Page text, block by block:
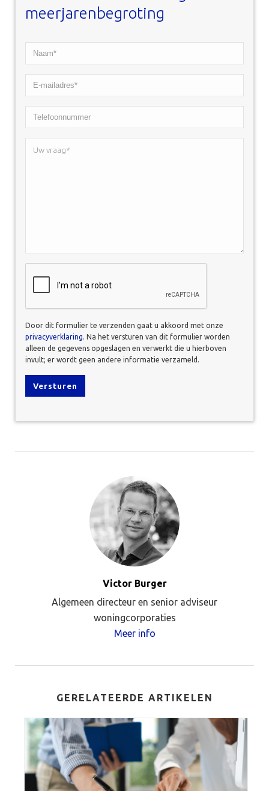
meerjarenbegroting
Naam*
*
E-
mailadres*
Telefoonnummer
Uw
Door dit formulier te verzenden gaat u akkoord met onze
privacyverklaring. Na het versturen van dit formulier worden
alleen de gegevens opgeslagen en verwerkt die u hierboven
invult; er wordt geen andere informatie verzameld.
Victor Burger
Algemeen directeur en senior adviseur
woningcorporaties
Meer info
GERELATEERDE ARTIKELEN